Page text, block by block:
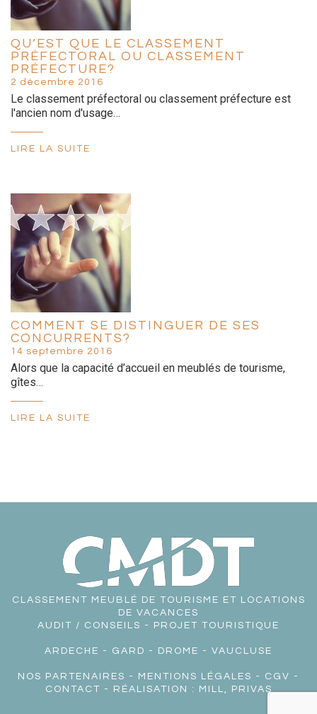
QU’EST QUE LE CLASSEMENT
PRÉFECTORAL OU CLASSEMENT
PRÉFECTURE?
2 décembre 2016
Le classement préfectoral ou classement préfecture est
l'ancien nom d'usage…
LIRE LA SUITE
COMMENT SE DISTINGUER DE SES
CONCURRENTS?
14 septembre 2016
Alors que la capacité d’accueil en meublés de tourisme,
gîtes…
LIRE LA SUITE
CLASSEMENT MEUBLÉ DE TOURISME ET LOCATIONS
DE VACANCES
AUDIT / CONSEILS - PROJET TOURISTIQUE
ARDECHE - GARD - DROME - VAUCLUSE
NOS PARTENAIRES - MENTIONS LÉGALES - CGV -
CONTACT - RÉALISATION : MILL, PRIVAS